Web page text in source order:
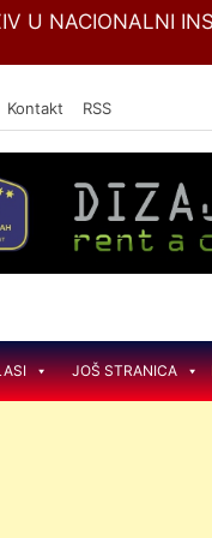
U NACIONALNI
Kontakt RSS
JOŠ STRANICA